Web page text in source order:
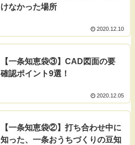
けなかった場所
2020.12.10
【一条知恵袋③】CAD図面の要
確認ポイント9選！
2020.12.05
【一条知恵袋②】打ち合わせ中に
知った、一条おうちづくりの豆知